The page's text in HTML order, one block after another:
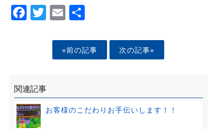
Facebook
Twitter
EmailShare
«前の記事 次の記事»
関連記事
お客様のこだわりお手伝いします！！